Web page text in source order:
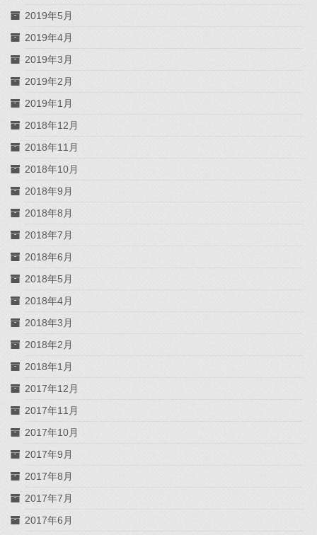
2019年5月
2019年4月
2019年3月
2019年2月
2019年1月
2018年12月
2018年11月
2018年10月
2018年9月
2018年8月
2018年7月
2018年6月
2018年5月
2018年4月
2018年3月
2018年2月
2018年1月
2017年12月
2017年11月
2017年10月
2017年9月
2017年8月
2017年7月
2017年6月